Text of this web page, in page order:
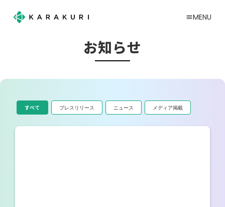
menuMENU
お知らせ
すべて プレスリリース ニュース メディア掲載